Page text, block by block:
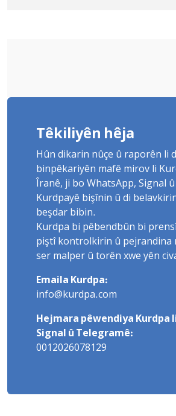
Têkiliyên hêja
Hûn dikarin nûçe û raporên li
binpêkariyên mafê mirov li
Îranê, ji bo WhatsApp, Signal
Kurdpayê bişînin û di
beşdar bibin.
Kurdpa bi pêbendbûn bi
piştî kontrolkirin û pejrandina
ser malper û torên xwe yên
Emaila Kurdpa:
info@kurdpa.com
Hejmara pêwendiya Kurdpa
Signal û Telegramê:
0012026078129